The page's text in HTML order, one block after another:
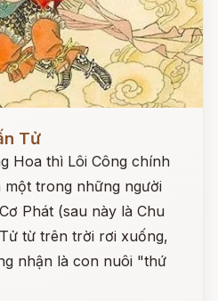
Tử
Hoa thì Lôi Công chính
một trong những người
Phát (sau này là Chu
từ trên trời rơi xuống,
nhận là con nuôi "thứ